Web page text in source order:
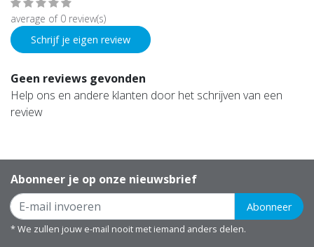
average of 0 review(s)
Schrijf je eigen review
Geen reviews gevonden
Help ons en andere klanten door het schrijven van een
review
Abonneer je op onze nieuwsbrief
Abonneer
* We zullen jouw e-mail nooit met iemand anders delen.